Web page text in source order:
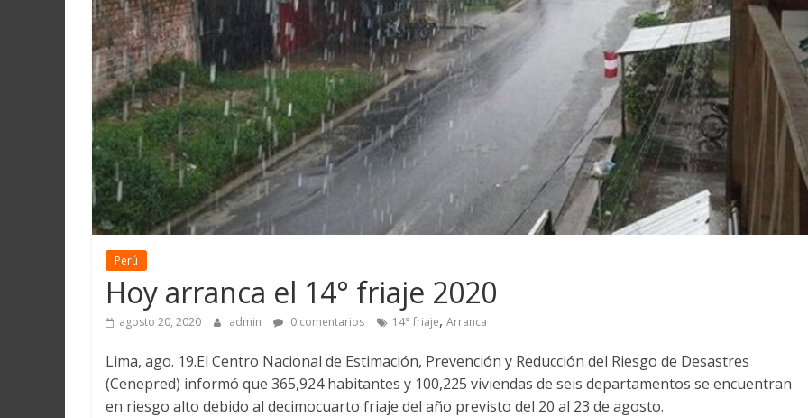
Martín
y
Loreto
Perú
Hoy arranca el 14° friaje 2020
agosto 20, 2020 admin 0 comentarios 14° friaje, Arranca
Lima, ago. 19.El Centro Nacional de Estimación, Prevención y Reducción del Riesgo de Desastres
(Cenepred) informó que 365,924 habitantes y 100,225 viviendas de seis departamentos se encuentran
en riesgo alto debido al decimocuarto friaje del año previsto del 20 al 23 de agosto.